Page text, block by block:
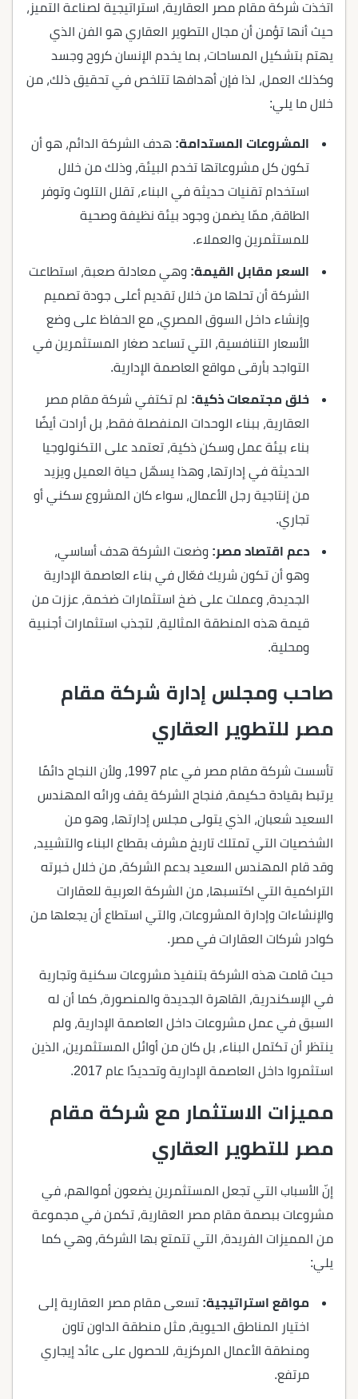
اتخذت شركة مقام مصر العقارية، استراتيجية لصناعة التميز،
حيث أنها تؤمن أن مجال التطوير العقاري هو الفن الذي
يهتم بتشكيل المساحات، بما يخدم الإنسان كروح وجسد
وكذلك العمل، لذا فإن أهدافها تتلخص في تحقيق ذلك، من
خلال ما يلي:
المشروعات المستدامة: هدف الشركة الدائم، هو أن
تكون كل مشروعاتها تخدم البيئة، وذلك من خلال
استخدام تقنيات حديثة في البناء، تقلل التلوث وتوفر
الطاقة، ممّا يضمن وجود بيئة نظيفة وصحية
للمستثمرين والعملاء.
السعر مقابل القيمة: وهي معادلة صعبة، استطاعت
الشركة أن تحلها من خلال تقديم أعلى جودة تصميم
وإنشاء داخل السوق المصري، مع الحفاظ على وضع
الأسعار التنافسية، التي تساعد صغار المستثمرين في
التواجد بأرقى مواقع العاصمة الإدارية.
خلق مجتمعات ذكية: لم تكتفي شركة مقام مصر
العقارية، ببناء الوحدات المنفصلة فقط، بل أرادت أيضًا
بناء بيئة عمل وسكن ذكية، تعتمد على التكنولوجيا
الحديثة في إدارتها، وهذا يسهّل حياة العميل ويزيد
من إنتاجية رجل الأعمال، سواء كان المشروع سكني أو
تجاري.
دعم اقتصاد مصر: وضعت الشركة هدف أساسي،
وهو أن تكون شريك فعّال في بناء العاصمة الإدارية
الجديدة، وعملت على ضخ استثمارات ضخمة، عززت من
قيمة هذه المنطقة المثالية، لتجذب استثمارات أجنبية
ومحلية.
صاحب ومجلس إدارة شركة مقام
مصر للتطوير العقاري
تأسست شركة مقام مصر في عام 1997، ولأن النجاح دائمًا
يرتبط بقيادة حكيمة، فنجاح الشركة يقف ورائه المهندس
السعيد شعبان، الذي يتولى مجلس إدارتها، وهو من
الشخصيات التي تمتلك تاريخ مشرف بقطاع البناء والتشييد،
وقد قام المهندس السعيد بدعم الشركة، من خلال خبرته
التراكمية التي اكتسبها، من الشركة العربية للعقارات
والإنشاءات وإدارة المشروعات، والتي استطاع أن يجعلها من
كوادر شركات العقارات في مصر.
حيث قامت هذه الشركة بتنفيذ مشروعات سكنية وتجارية
في الإسكندرية، القاهرة الجديدة والمنصورة، كما أن له
السبق في عمل مشروعات داخل العاصمة الإدارية، ولم
ينتظر أن تكتمل البناء، بل كان من أوائل المستثمرين، الذين
استثمروا داخل العاصمة الإدارية وتحديدًا عام 2017.
مميزات الاستثمار مع شركة مقام
مصر للتطوير العقاري
إنّ الأسباب التي تجعل المستثمرين يضعون أموالهم، في
مشروعات ببصمة مقام مصر العقارية، تكمن في مجموعة
من المميزات الفريدة، التي تتمتع بها الشركة، وهي كما
يلي:
مواقع استراتيجية: تسعى مقام مصر العقارية إلى
اختيار المناطق الحيوية، مثل منطقة الداون تاون
ومنطقة الأعمال المركزية، للحصول على عائد إيجاري
مرتفع.